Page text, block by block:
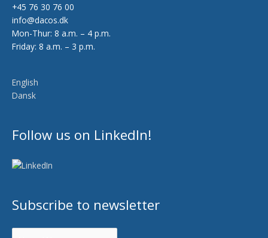
+45 76 30 76 00
info@dacos.dk
Mon-Thur: 8 a.m. – 4 p.m.
Friday: 8 a.m. – 3 p.m.
English
Dansk
Follow us on LinkedIn!
Subscribe to newsletter